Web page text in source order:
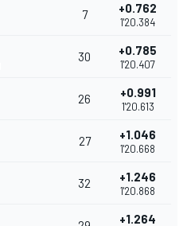
7 +0.762
1'20.384
30 +0.785
1'20.407
26 +0.991
1'20.613
27 +1.046
1'20.668
32 +1.246
1'20.868
+1.264